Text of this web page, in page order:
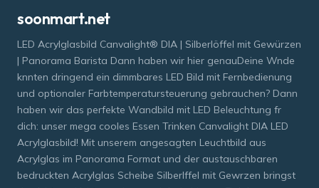
soonmart.net
LED Acrylglasbild Canvalight® DIA | Silberlöffel mit Gewürzen
| Panorama Barista Dann haben wir hier genauDeine Wnde
knnten dringend ein dimmbares LED Bild mit Fernbedienung
und optionaler Farbtemperatursteuerung gebrauchen? Dann
haben wir das perfekte Wandbild mit LED Beleuchtung fr
dich: unser mega cooles Essen Trinken Canvalight DIA LED
Acrylglasbild! Mit unserem angesagten Leuchtbild aus
Acrylglas im Panorama Format und der austauschbaren
bedruckten Acrylglas Scheibe Silberlffel mit Gewrzen bringst